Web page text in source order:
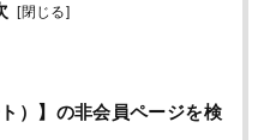
[閉じる]
）】の非会員ページを検